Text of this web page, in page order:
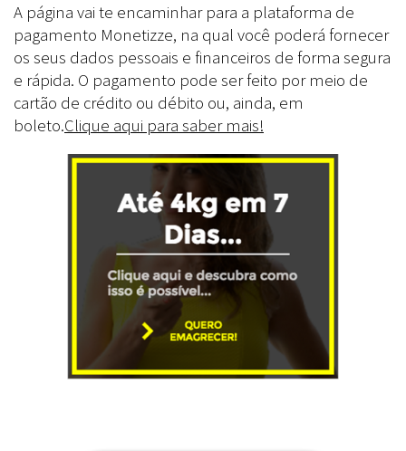
A página vai te encaminhar para a plataforma de
pagamento Monetizze, na qual você poderá fornecer
os seus dados pessoais e financeiros de forma segura
e rápida. O pagamento pode ser feito por meio de
cartão de crédito ou débito ou, ainda, em
boleto.Clique aqui para saber mais!